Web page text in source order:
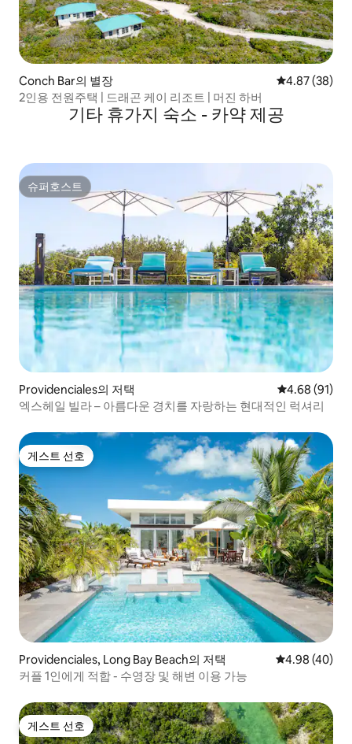
Conch Bar의 별장 평점 4.87점(5
4.87 (38)
2인용 전원주택 | 드래곤 케이 리조트 | 머진 하버
기타 휴가지 숙소 - 카약 제공
슈퍼호스트
슈퍼호스트
Providenciales의 저택 평점 4.68점(5
4.68 (91)
엑스헤일 빌라 – 아름다운 경치를 자랑하는 현대적인 럭셔리
게스트 선호
게스트 선호
Providenciales, Long Bay Beach의 저택 평점 4.98점(5
4.98 (40)
커플 1인에게 적합 - 수영장 및 해변 이용 가능
게스트 선호
게스트 선호